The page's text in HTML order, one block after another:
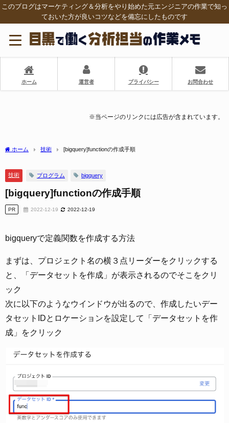
このブログはマーケティング＆分析をやり始めた元エンジニアの作業で知っ
ておいた方が良いコツなどを備忘にしたものです
ホーム 運営者 プライバシー お問合わせ
※当ページのリンクには広告が含まれています。
ホーム 技術 [bigquery]functionの作成手順
技術 プログラム bigquery
[bigquery]functionの作成手順
PR 2022-12-19 2022-12-19
bigqueryで定義関数を作成する方法
まずは、プロジェクト名の横３点リーダーをクリックする
と、「データセットを作成」が表示されるのでそこをクリ
ック
次に以下のようなウインドウが出るので、作成したいデー
タセットIDとロケーションを設定して「データセットを作
成」をクリック